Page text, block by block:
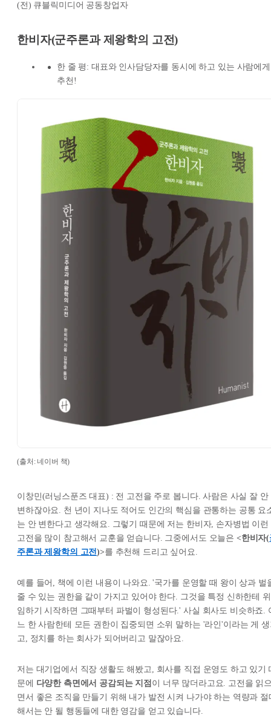
(전) 큐블릭미디어 공동창업자
한비자(군주론과 제왕학의 고전)
한 줄 평: 대표와 인사담당자를 동시에 하고 있는 사람에게
추천!
(출처: 네이버 책)
이창민(러닝스푼즈 대표) : 전 고전을 주로 봅니다. 사람은 사실 잘 안
변하잖아요. 천 년이 지나도 적어도 인간의 핵심을 관통하는 공통 요
는 안 변한다고 생각해요. 그렇기 때문에 저는 한비자, 손자병법 이런
고전을 많이 참고해서 교훈을 얻습니다. 그중에서도 오늘은 <한비자(
주론과 제왕학의 고전)>를 추천해 드리고 싶어요.
예를 들어, 책에 이런 내용이 나와요. '국가를 운영할 때 왕이 상과 벌
줄 수 있는 권한을 같이 가지고 있어야 한다. 그것을 특정 신하한테 위
임하기 시작하면 그때부터 파벌이 형성된다.' 사실 회사도 비슷하죠.
느 한 사람한테 모든 권한이 집중되면 소위 말하는 '라인'이라는 게
고, 정치를 하는 회사가 되어버리고 말잖아요.
저는 대기업에서 직장 생활도 해봤고, 회사를 직접 운영도 하고 있기
문에 다양한 측면에서 공감되는 지점 이 너무 많더라고요. 고전을 읽
면서 좋은 조직을 만들기 위해 내가 발전 시켜 나가야 하는 역량과 절
해서는 안 될 행동들에 대한 영감을 얻고 있습니다.